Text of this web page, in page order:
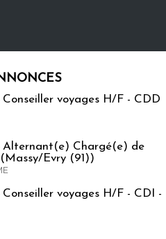
voyages H/F - CDD
Alternant(e) Chargé(e) de
Evry (91))
voyages H/F - CDI -